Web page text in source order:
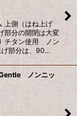
側（はね上げ
分の開閉は大変
チタン使用 ノン
げ部分は、90…
ノンニッ